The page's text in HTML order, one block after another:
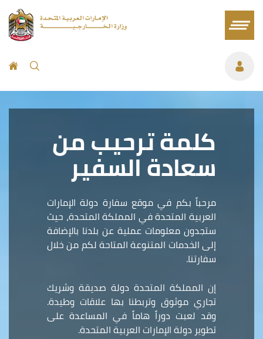
كلمة ترحيب من
سعادة السفير
مرحباً بكم في موقع سفارة دولة الإمارات
العربية المتحدة في المملكة المتحدة، حيث
ستجدون معلومات عملية عن بلدنا بالإضافة
إلى الخدمات المتنوعة المتاحة لكم من خلال
سفارتنا.
إن المملكة المتحدة دولة صديقة وشريك
تجاري موثوق وتربطنا بها علاقات وطيدة.
وقد لعبت دوراً هاماً في المساعدة على
تطوير دولة الإمارات العربية المتحدة.